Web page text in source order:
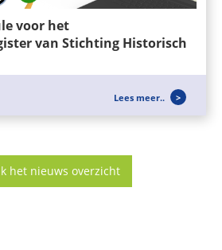
voor het
van Stichting Historisch
alleen websites, maar ook
Lees meer..
het nieuws overzicht